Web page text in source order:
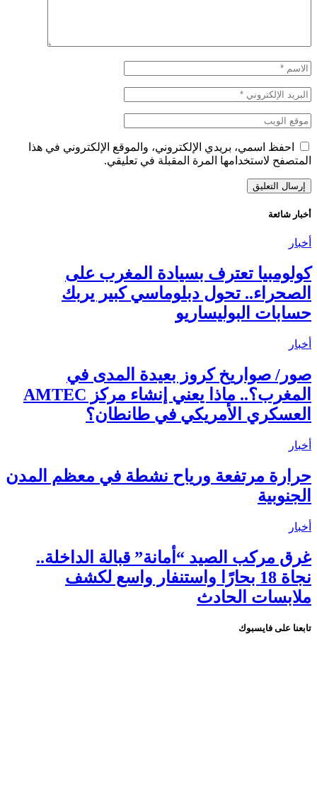
احفظ اسمي، بريدي الإلكتروني، والموقع الإلكتروني في هذا
المتصفح لاستخدامها المرة المقبلة في تعليقي.
أخبار شائعة
أخبار
كولومبيا تعترف بسيادة المغرب على
الصحراء.. تحول دبلوماسي كبير يربك
حسابات البوليساريو
أخبار
صور/ صواريخ كروز بعيدة المدى في
المغرب؟.. ماذا يعني إنشاء مركز AMTEC
العسكري الأمريكي في طانطان؟
أخبار
حرارة مرتفعة ورياح نشطة في معظم المدن
الجنوبية
أخبار
غرق مركب الصيد “أمانة” قبالة الداخلة..
نجاة 18 بحارًا واستنفار واسع لكشف
ملابسات الحادث
تابعنا على فايسبوك